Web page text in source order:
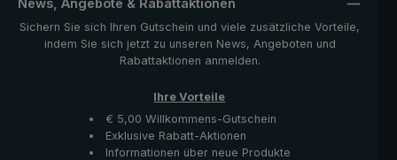
News, Angebote & Rabattaktionen
Sichern Sie sich Ihren Gutschein und viele zusätzliche Vorteile,
indem Sie sich jetzt zu unseren News, Angeboten und
Rabattaktionen anmelden.
Ihre Vorteile
€ 5,00 Willkommens-Gutschein
Exklusive Rabatt-Aktionen
Informationen über neue Produkte